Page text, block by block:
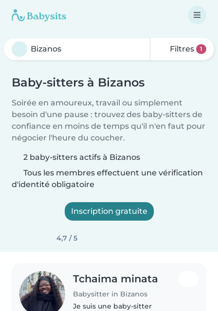
Filtres 1
Baby-sitters à Bizanos
Soirée en amoureux, travail ou simplement
besoin d'une pause : trouvez des baby-sitters de
confiance en moins de temps qu'il n'en faut pour
négocier l'heure du coucher.
2 baby-sitters actifs à Bizanos
Tous les membres effectuent une vérification
d'identité obligatoire
Inscription gratuite
4,7 / 5
Tchaima minata
Babysitter in Bizanos
Je suis une baby-sitter